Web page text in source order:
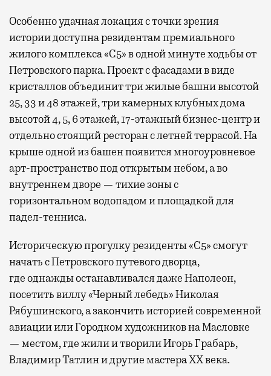
Особенно удачная локация с точки зрения
истории доступна резидентам премиального
жилого комплекса «С5»в одной минуте ходьбы от
Петровского парка. Проект с фасадами в виде
кристаллов объединит три жилые башни высотой
25, 33 и 48 этажей, три камерных клубных дома
высотой 4, 5, 6 этажей, 17-этажный бизнес-центр и
отдельно стоящий ресторан с летней террасой. На
крыше одной из башен появится многоуровневое
арт-пространство под открытым небом, а во
внутреннем дворе — тихие зоны с
горизонтальном водопадом и площадкой для
падел-тенниса.
Историческую прогулку резиденты «С5» смогут
начать с Петровского путевого дворца,
гдеоднажды останавливался даже Наполеон,
посетить виллу «Черный лебедь» Николая
Рябушинского, а закончить историей современной
авиации или Городком художников на Масловке
— местом, где жили и творили Игорь Грабарь,
Владимир Татлин и другие мастера XX века.